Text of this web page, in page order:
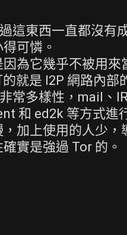
這東西一直都沒有
可憐。
為它幾乎不被用
就是 I2P 網路內部
常多樣性，mail、
和 ed2k 等方式進
加上使用的人少
實是強過 Tor 的。